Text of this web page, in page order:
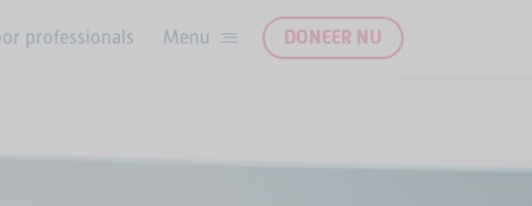
professionals DONEER NU